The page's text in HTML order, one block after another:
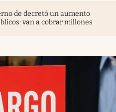
de decretó un aumento
van a cobrar millones